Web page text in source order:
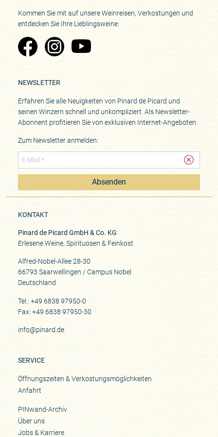
Kommen Sie mit auf unsere Weinreisen, Verkostungen und
entdecken Sie Ihre Lieblingsweine:
Zu Pinard's Facebook-Seite
Zu Pinard's Instagram-Seite
Zu Pinard's YouTube-Seite
NEWSLETTER
Erfahren Sie alle Neuigkeiten von Pinard de Picard und
seinen Winzern schnell und unkompliziert. Als Newsletter-
Abonnent profitieren Sie von exklusiven Internet-Angeboten.
Zum Newsletter anmelden:
Absenden
KONTAKT
Pinard de Picard GmbH & Co. KG
Erlesene Weine, Spirituosen & Feinkost
Alfred-Nobel-Allee 28-30
66793 Saarwellingen / Campus Nobel
Deutschland
Tel.: +49 6838 97950-0
Fax: +49 6838 97950-30
info@pinard.de
SERVICE
Öffnungszeiten & Verkostungsmöglichkeiten
Anfahrt
PINwand-Archiv
Über uns
Jobs & Karriere